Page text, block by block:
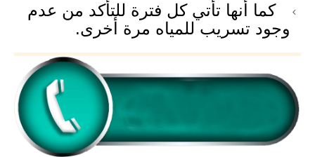
كما أنها تأتي كل فترة للتأكد من عدم
وجود تسريب للمياه مرة أخرى.